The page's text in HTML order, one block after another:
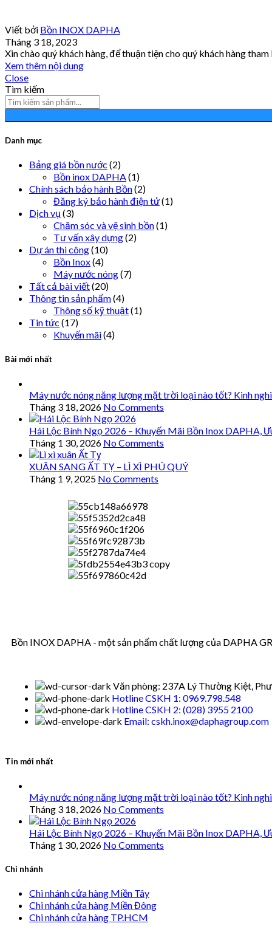
Viết bởi Bồn INOX DAPHA
Tháng 3 18, 2023
Xin chào quý khách hàng, để thuận tiện cho quý khách hàng
Xem thêm nội dung
Close
Tìm kiếm
Danh mục
Bảng giá bồn nước (2)
Bồn inox DAPHA(1)
Chính sách bảo hành Bồn(2)
Đăng ký bảo hành điện tử(1)
Dịch vụ (3)
Chăm sóc và vệ sinh bồn(1)
Tư vấn xây dựng(2)
Dự án thi công(10)
Bồn Inox(4)
Máy nước nóng(7)
Tất cả bài viết(20)
Thông tin sản phẩm(4)
Thông số kỹ thuật(1)
Tin tức (17)
Khuyến mãi(4)
Bài mới nhất
Máy nước nóng năng lượng mặt trời loại nào tốt? Kinh
Tháng 3 18, 2026 No Comments
Hái Lộc Bính Ngọ 2026 – Khuyến Mãi Bồn Inox DAPHA,
Tháng 1 30, 2026 No Comments
XUÂN SANG ẤT TỴ – LÌ XÌ PHÚ QUÝ
Tháng 1 9, 2025 No Comments
Bồn INOX DAPHA - một sản phẩm chất lượng của DAPHA
Văn phòng: 237A Lý Thường Kiệt,
Hotline CSKH 1: 0969.798.548
Hotline CSKH 2: (028) 3955 2100
Email: cskh.inox@daphagroup.com
Tin mới nhất
Máy nước nóng năng lượng mặt trời loại nào tốt? Kinh
Tháng 3 18, 2026 No Comments
Hái Lộc Bính Ngọ 2026 – Khuyến Mãi Bồn Inox DAPHA,
Tháng 1 30, 2026 No Comments
Chi nhánh
Chi nhánh cửa hàng Miền Tây
Chi nhánh cửa hàng Miền Đông
Chi nhánh cửa hàng TP.HCM